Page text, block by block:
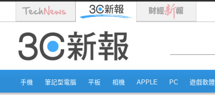
手機 筆記型電腦 平板 相機 APPLE PC 遊戲軟體